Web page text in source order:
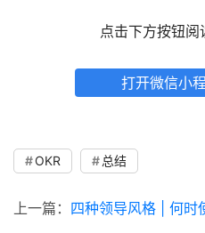
点击下方按钮
打开微信小
OKR 总结
上一篇： 四种领导风格 | 何时